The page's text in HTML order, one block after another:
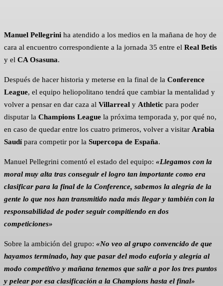
Manuel Pellegrini ha atendido a los medios en la mañana de hoy de
cara al encuentro correspondiente a la jornada 35 entre el Real Betis
y el CA Osasuna.
Después de hacer historia y meterse en la final de la Conference
League, el equipo heliopolitano tendrá que cambiar la mentalidad y
volver a pensar en dar caza al Villarreal y Athletic para poder
disputar la Champions League la próxima temporada y, por qué no,
en caso de quedar entre los cuatro primeros, volver a visitar Arabia
Saudípara competir por la Supercopa de España.
Manuel Pellegrini comentó el estado del equipo: «Llegamos con la
moral muy alta tras conseguir el logro tan importante como era
clasificar para la final de la Conference, sabemos la alegría de la
gente lo que nos han transmitido nada más llegar y también con la
responsabilidad de poder seguir compitiendo en dos
competiciones»
Sobre la ambición del grupo: «No veo al grupo convencido de que
hayamos terminado, hay que pasar del modo euforia y alegría al
modo competitivo y mañana tenemos que salir a por los tres puntos
y pelear por esa clasificación a la Champions hasta el final»